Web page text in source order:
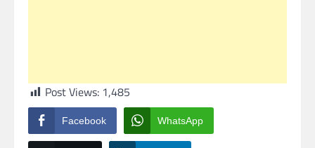
Post Views: 1,485
Facebook WhatsApp